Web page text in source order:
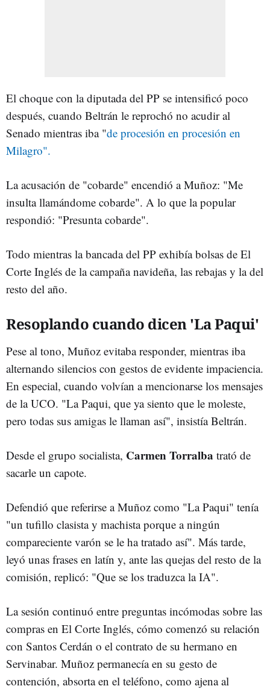
El choque con la diputada del PP se intensificó poco
después, cuando Beltrán le reprochó no acudir al
Senado mientras iba "de procesión en procesión en
Milagro".
La acusación de "cobarde" encendió a Muñoz: "Me
insulta llamándome cobarde". A lo que la popular
respondió: "Presunta cobarde".
Todo mientras la bancada del PP exhibía bolsas de El
Corte Inglés de la campaña navideña, las rebajas y la del
resto del año.
Resoplando cuando dicen 'La Paqui'
Pese al tono, Muñoz evitaba responder, mientras iba
alternando silencios con gestos de evidente impaciencia.
En especial, cuando volvían a mencionarse los mensajes
de la UCO. "La Paqui, que ya siento que le moleste,
pero todas sus amigas le llaman así", insistía Beltrán.
Desde el grupo socialista, Carmen Torralba trató de
sacarle un capote.
Defendió que referirse a Muñoz como "La Paqui" tenía
"un tufillo clasista y machista porque a ningún
compareciente varón se le ha tratado así". Más tarde,
leyó unas frases en latín y, ante las quejas del resto de la
comisión, replicó: "Que se los traduzca la IA".
La sesión continuó entre preguntas incómodas sobre las
compras en El Corte Inglés, cómo comenzó su relación
con Santos Cerdán o el contrato de su hermano en
Servinabar. Muñoz permanecía en su gesto de
contención, absorta en el teléfono, como ajena al